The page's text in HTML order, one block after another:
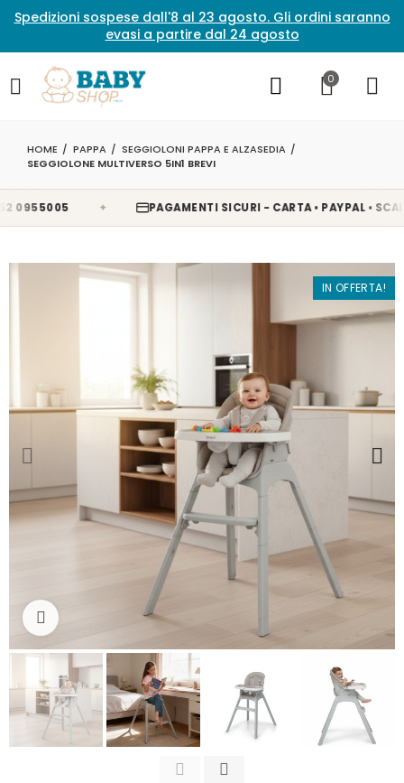
Spedizioni sospese dall'8 al 23 agosto. Gli ordini saranno
evasi a partire dal 24 agosto
0
HOME PAPPA
SEGGIOLONI PAPPA E ALZASEDIA
SEGGIOLONE MULTIVERSO 5IN1 BREVI
PAGAMENTI SICURI - CARTA • PAYPAL •
IN OFFERTA!
Clicca per ingrandire